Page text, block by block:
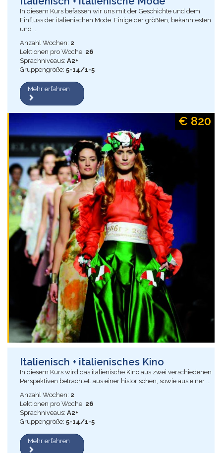
In diesem Kurs befassen wir uns mit der Geschichte und dem
Einfluss der italienischen Mode. Einige der größten, bekanntesten
und ...
Anzahl Wochen: 2
Lektionen pro Woche: 26
Sprachniveaus: A2+
Gruppengröße: 5-14/1-5
Mehr erfahren
€ 820
Italienisch + italienisches Kino
In diesem Kurs wird das italienische Kino aus zwei verschiedenen
Perspektiven betrachtet: aus einer historischen, sowie aus einer ...
Anzahl Wochen: 2
Lektionen pro Woche: 26
Sprachniveaus: A2+
Gruppengröße: 5-14/1-5
Mehr erfahren